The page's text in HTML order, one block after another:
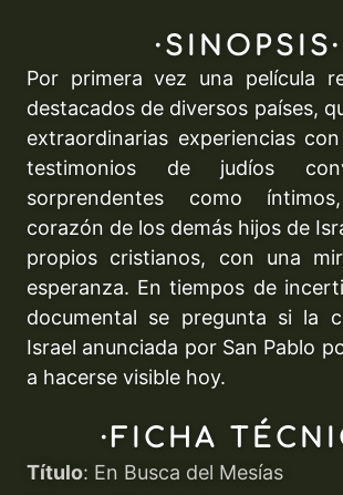
·SINOPSIS·
Por primera vez una película
destacados de diversos países,
extraordinarias experiencias
testimonios de judíos
sorprendentes como
corazón de los demás hijos de
propios cristianos, con una
esperanza. En tiempos de
documental se pregunta si la
Israel anunciada por San Pablo
a hacerse visible hoy.
·FICHA
Título: En Busca del Mesías